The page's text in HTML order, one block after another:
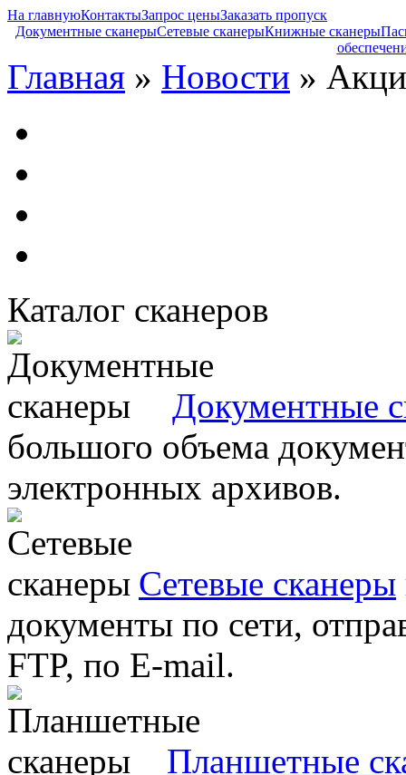
На главнуюКонтактыЗапрос ценыЗаказать пропуск
Документные сканерыСетевые сканерыКнижные сканеры
Главная » Новости »
Каталог сканеров
Документные
большого объема
электронных архивов.
Сетевые сканеры
документы по сети,
FTP, по E-mail.
Планшетные